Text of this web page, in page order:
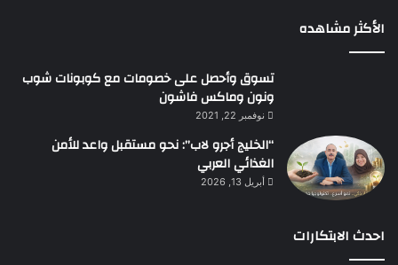
الأكثر مشاهده
تسوق وأحصل على خصومات مع كوبونات شوب
ونون وماكس فاشون
نوفمبر 22, 2021
“الخليج أجرو لاب”: نحو مستقبل واعد للأمن
الغذائي العربي
أبريل 13, 2026
احدث الابتكارات